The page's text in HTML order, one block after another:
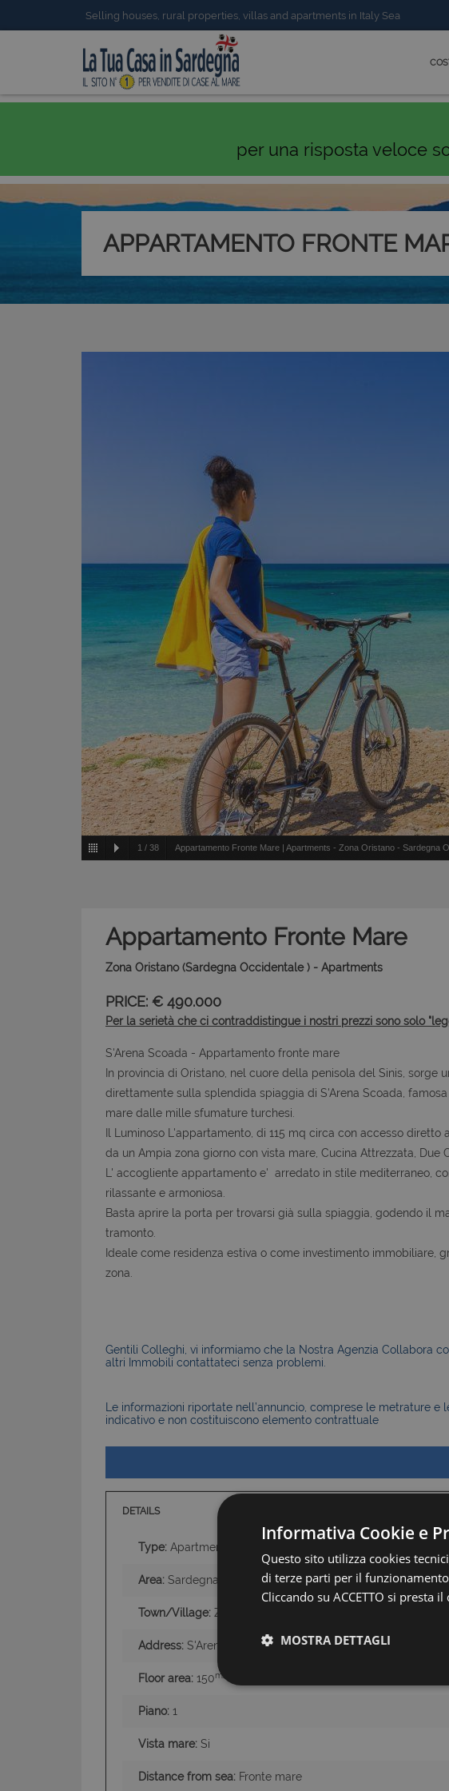
Selling houses, rural properties, villas and apartments in Italy Sea
per una risposta veloce
APPARTAMENTO FRONTE
1 / 38 Appartamento Fronte Mare | Apartments - Zona Oristano - Sardegna
Appartamento Fronte Mare
Zona Oristano (Sardegna Occidentale ) - Apartments
PRICE: € 490.000
Per la serietà che ci contraddistingue i nostri prezzi sono solo
S'Arena Scoada - Appartamento fronte mare
In provincia di Oristano, nel cuore della penisola del Sinis, sorge
direttamente sulla splendida spiaggia di S'Arena Scoada,
mare dalle mille sfumature turchesi.
Il Luminoso L'appartamento, di 115 mq circa con accesso
da un Ampia zona giorno con vista mare, Cucina Attrezzata,
L' accogliente appartamento e' arredato in stile mediterraneo,
rilassante e armoniosa.
Basta aprire la porta per trovarsi già sulla spiaggia, godendo il
tramonto.
Ideale come residenza estiva o come investimento immobiliare,
zona.
Gentili Colleghi, vi informiamo che la Nostra Agenzia Collabora
altri Immobili contattateci senza problemi.
Le informazioni riportate nell’annuncio, comprese le metrature
indicativo e non costituiscono elemento contrattuale
DETAILS
Type: Apartments
Area: Sardegna Occidentale
Town/Village: Zona Oristano
Address: S'Arena Scoada
Floor area: 150m2
Piano: 1
Vista mare: Si
Distance from sea: Fronte mare
Informativa Cookie e
Questo sito utilizza cookies
di terze parti per il
Cliccando su ACCETTO si presta
MOSTRA DETTAGLI